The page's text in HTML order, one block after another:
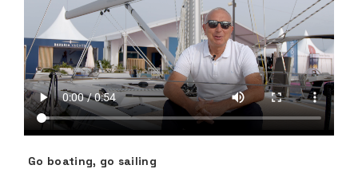
Go boating, go sailing